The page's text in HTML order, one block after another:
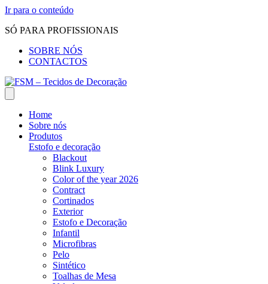
Ir para o conteúdo
SÓ PARA PROFISSIONAIS
SOBRE NÓS
CONTACTOS
Home
Sobre nós
Produtos
Estofo e decoração
Blackout
Blink Luxury
Color of the year 2026
Contract
Cortinados
Exterior
Estofo e Decoração
Infantil
Microfibras
Pelo
Sintético
Toalhas de Mesa